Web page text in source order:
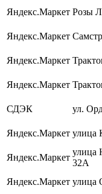
Яндекс.Маркет Розы
Яндекс.Маркет
Яндекс.Маркет
Яндекс.Маркет
СДЭК
ул.
Яндекс.Маркет улица
Яндекс.Маркет
улица
32А
Яндекс.Маркет улица